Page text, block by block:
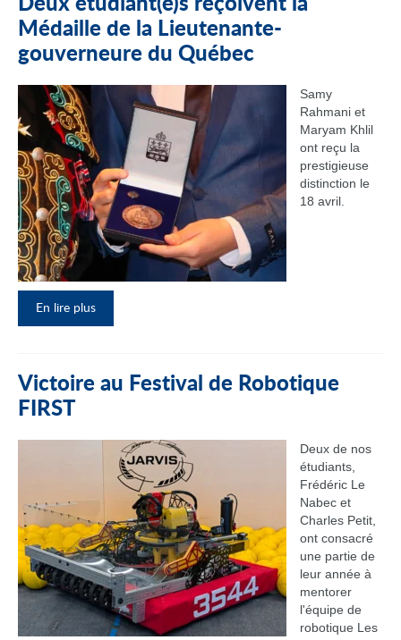
Deux étudiant(e)s reçoivent la
Médaille de la Lieutenante-
gouverneure du Québec
Samy
Rahmani et
Maryam Khlil
ont reçu la
prestigieuse
distinction le
18 avril.
En lire plus
Victoire au Festival de Robotique
FIRST
Deux de nos
étudiants,
Frédéric Le
Nabec et
Charles Petit,
ont consacré
une partie de
leur année à
mentorer
l'équipe de
robotique Les